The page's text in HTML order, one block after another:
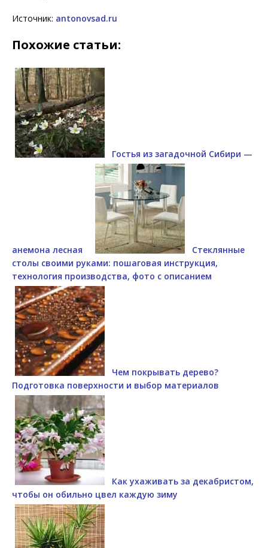
Источник: antonovsad.ru
Похожие статьи:
Гостья из загадочной Сибири —
анемона лесная
Стеклянные
столы своими руками: пошаговая инструкция,
технология производства, фото с описанием
Чем покрывать дерево?
Подготовка поверхности и выбор материалов
Как ухаживать за декабристом,
чтобы он обильно цвел каждую зиму